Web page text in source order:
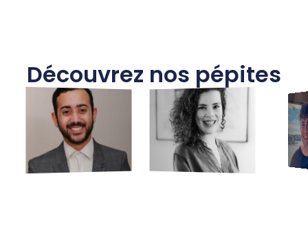
Découvrez nos pépites